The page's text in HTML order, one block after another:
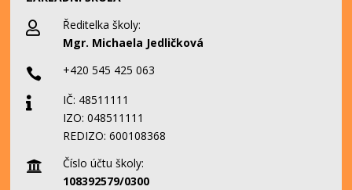

Ředitelka školy:
Mgr. Michaela Jedličková
 +420 545 425 063

IČ: 48511111
IZO: 048511111
REDIZO: 600108368

Číslo účtu školy:
108392579/0300